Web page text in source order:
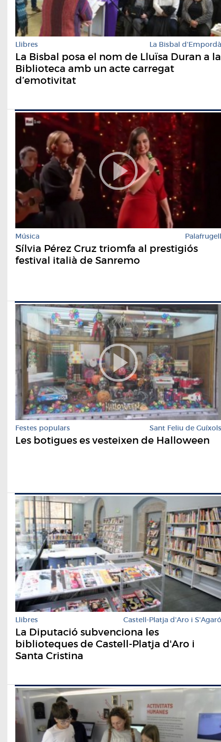
Llibres La Bisbal d'Empordà
La Bisbal posa el nom de Lluïsa Duran a la
Biblioteca amb un acte carregat
d’emotivitat
Música Palafrugell
Sílvia Pérez Cruz triomfa al prestigiós
festival italià de Sanremo
Festes populars Sant Feliu de Guíxols
Les botigues es vesteixen de Halloween
Llibres Castell-Platja d'Aro i S'Agaró
La Diputació subvenciona les
biblioteques de Castell-Platja d'Aro i
Santa Cristina